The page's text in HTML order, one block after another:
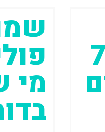
באינטרנט: 7
מי